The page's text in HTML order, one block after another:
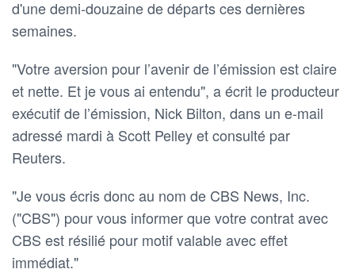
d'une demi-douzaine de départs ces dernières
semaines.
"Votre aversion pour l’avenir de l’émission est claire
et nette. Et je vous ai entendu", a écrit le producteur
exécutif de l’émission, Nick Bilton, dans un e-mail
adressé mardi à Scott Pelley et consulté par
Reuters.
"Je vous écris donc au nom de CBS News, Inc.
("CBS") pour vous informer que votre contrat avec
CBS est résilié pour motif valable avec effet
immédiat."